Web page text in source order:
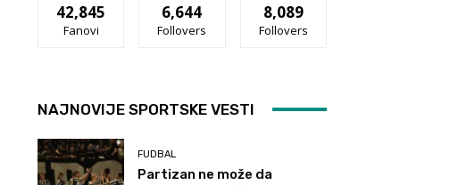
42,845
Fanovi
6,644
Follovers
8,089
Follovers
NAJNOVIJE SPORTSKE VESTI
FUDBAL
Partizan ne može da